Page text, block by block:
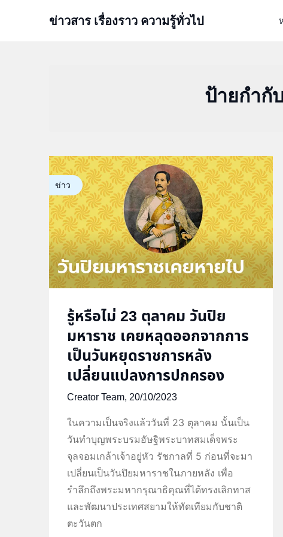
ข่าวสาร เรื่องราว ความรู้ทั่วไป
ป้ายกำกั
ข่าว
รู้หรือไม่ 23 ตุลาคม วันปิย
มหาราช เคยหลุดออกจากการ
เป็นวันหยุดราชการหลัง
เปลี่ยนแปลงการปกครอง
Creator Team, 20/10/2023
ในความเป็นจริงแล้ววันที่ 23 ตุลาคม นั้นเป็น
วันทำบุญพระบรมอัษฐิพระบาทสมเด็จพระ
จุลจอมเกล้าเจ้าอยู่หัว รัชกาลที่ 5 ก่อนที่จะมา
เปลี่ยนเป็นวันปิยมหาราชในภายหลัง เพื่อ
รำลึกถึงพระมหากรุณาธิคุณที่ได้ทรงเลิกทาส
และพัฒนาประเทศสยามให้ทัดเทียมกับชาติ
ตะวันตก